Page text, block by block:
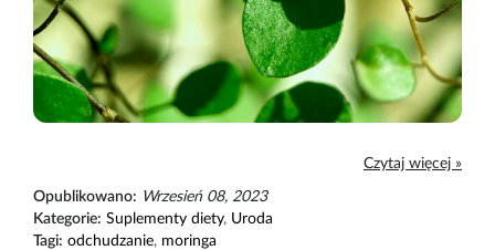
Czytaj więcej »
Opublikowano: Wrzesień 08, 2023
Kategorie: Suplementy diety, Uroda
Tagi: odchudzanie, moringa